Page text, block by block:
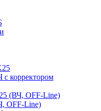
корректором
(ВЧ, OFF-Line)
OFF-Line)